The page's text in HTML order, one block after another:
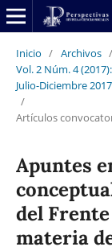
Inicio / Archivos /
Vol. 2 Núm. 4
Julio-Diciembre 2017
/
Artículos
Apuntes
del
materia